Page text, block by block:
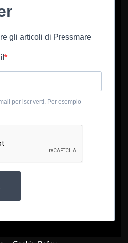
gli articoli di Pressmare
per iscriverti. Per esempio